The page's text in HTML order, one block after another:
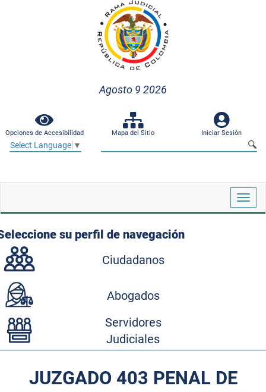
Agosto 9 2026
Opciones de Accesibilidad Mapa del Sitio Iniciar Sesión
Select Language ▼
su perfil de navegación
Ciudadanos
Abogados
Servidores
Judiciales
JUZGADO 403 PENAL DE